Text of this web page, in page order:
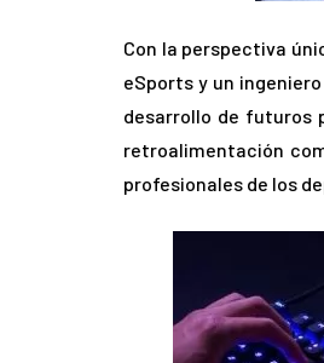
Con la perspectiva
eSports y un
desarrollo de futuros
retroalimentación
profesionales de los